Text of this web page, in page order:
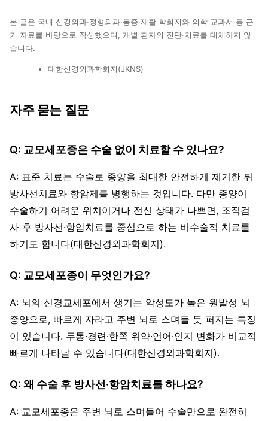
본 글은 국내 신경외과·정형외과·통증·재활 학회지와 의학 교과서 등 근
거 자료를 바탕으로 작성했으며, 개별 환자의 진단·치료를 대체하지 않
습니다.
대한신경외과학회지(JKNS)
자주 묻는 질문
Q: 교모세포종은 수술 없이 치료할 수 있나요?
A: 표준 치료는 수술로 종양을 최대한 안전하게 제거한 뒤
방사선치료와 항암제를 병행하는 것입니다. 다만 종양이
수술하기 어려운 위치이거나 전신 상태가 나쁘면, 조직검
사 후 방사선·항암치료를 중심으로 하는 비수술적 치료를
하기도 합니다(대한신경외과학회지).
Q: 교모세포종이 무엇인가요?
A: 뇌의 신경교세포에서 생기는 악성도가 높은 원발성 뇌
종양으로, 빠르게 자라고 주변 뇌로 스며들 듯 퍼지는 특징
이 있습니다. 두통·경련·한쪽 위약·언어·인지 변화가 비교적
빠르게 나타날 수 있습니다(대한신경외과학회지).
Q: 왜 수술 후 방사선·항암치료를 하나요?
A: 교모세포종은 주변 뇌로 스며들어 수술만으로 완전히